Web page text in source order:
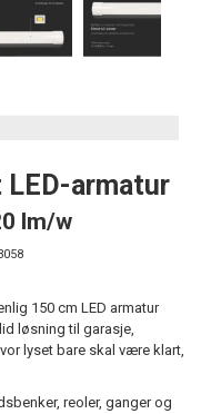
armatur
lm/w
150 cm LED armatur
løsning til garasje,
lyset bare skal være klart,
reoler, ganger og